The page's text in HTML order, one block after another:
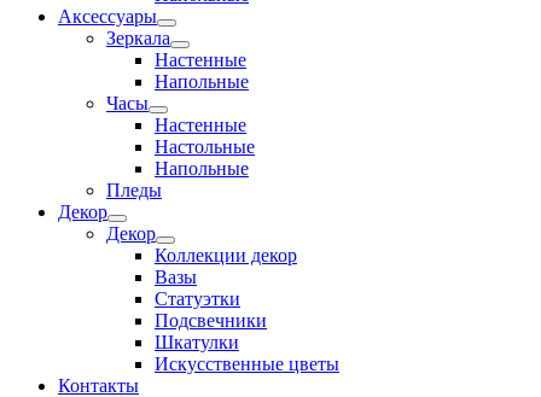
Аксессуары
Зеркала
Настенные
Напольные
Часы
Настенные
Настольные
Напольные
Пледы
Декор
Декор
Коллекции декор
Вазы
Статуэтки
Подсвечники
Шкатулки
Искусственные цветы
Контакты